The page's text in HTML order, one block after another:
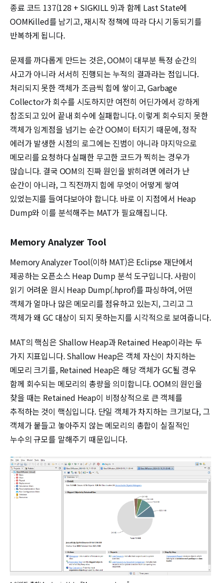
종료 코드 137(128 + SIGKILL 9)과 함께 Last State에
OOMKilled를 남기고, 재시작 정책에 따라 다시 기동되기를
반복하게 됩니다.
문제를 까다롭게 만드는 것은, OOM이 대부분 특정 순간의
사고가 아니라 서서히 진행되는 누적의 결과라는 점입니다.
처리되지 못한 객체가 조금씩 힙에 쌓이고, Garbage
Collector가 회수를 시도하지만 여전히 어딘가에서 강하게
참조되고 있어 끝내 회수에 실패합니다. 이렇게 회수되지 못한
객체가 임계점을 넘기는 순간 OOM이 터지기 때문에, 정작
에러가 발생한 시점의 로그에는 진범이 아니라 마지막으로
메모리를 요청하다 실패한 무고한 코드가 찍히는 경우가
많습니다. 결국 OOM의 진짜 원인을 밝히려면 에러가 난
순간이 아니라, 그 직전까지 힙에 무엇이 어떻게 쌓여
있었는지를 들여다보아야 합니다. 바로 이 지점에서 Heap
Dump와 이를 분석해주는 MAT가 필요해집니다.
Memory Analyzer Tool
Memory Analyzer Tool(이하 MAT)은 Eclipse 재단에서
제공하는 오픈소스 Heap Dump 분석 도구입니다. 사람이
읽기 어려운 원시 Heap Dump(.hprof)를 파싱하여, 어떤
객체가 얼마나 많은 메모리를 점유하고 있는지, 그리고 그
객체가 왜 GC 대상이 되지 못하는지를 시각적으로 보여줍니다.
MAT의 핵심은 Shallow Heap과 Retained Heap이라는 두
가지 지표입니다. Shallow Heap은 객체 자신이 차지하는
메모리 크기를, Retained Heap은 해당 객체가 GC될 경우
함께 회수되는 메모리의 총량을 의미합니다. OOM의 원인을
찾을 때는 Retained Heap이 비정상적으로 큰 객체를
추적하는 것이 핵심입니다. 단일 객체가 차지하는 크기보다, 그
객체가 붙들고 놓아주지 않는 메모리의 총합이 실질적인
누수의 규모를 말해주기 때문입니다.